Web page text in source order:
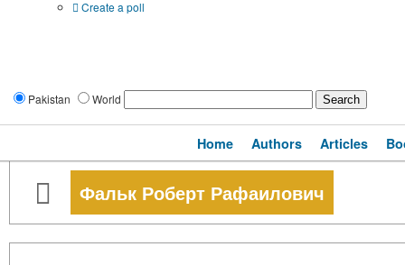
Create a poll
Pakistan World
Home Authors Articles
Фальк Роберт Рафаилович